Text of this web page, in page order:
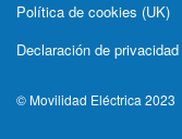
Política de cookies (UK)
Declaración de
© Movilidad Eléctrica 2023